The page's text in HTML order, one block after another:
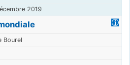
2019
Bourel